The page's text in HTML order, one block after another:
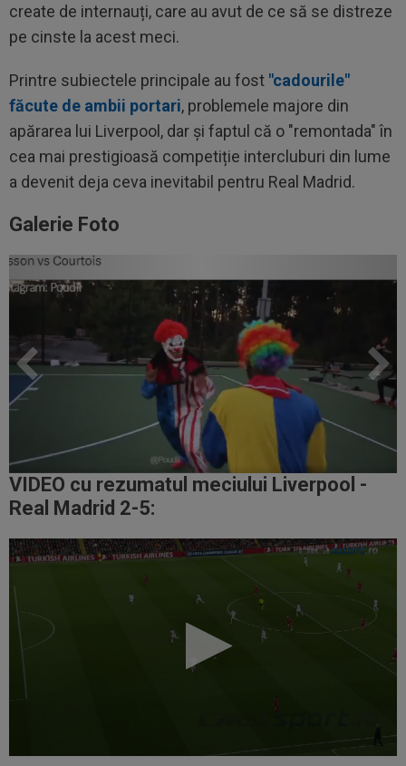
create de internauți, care au avut de ce să se distreze
pe cinste la acest meci.
Printre subiectele principale au fost "cadourile"
făcute de ambii portari, problemele majore din
apărarea lui Liverpool, dar și faptul că o "remontada" în
cea mai prestigioasă competiție intercluburi din lume
a devenit deja ceva inevitabil pentru Real Madrid.
Galerie Foto
VIDEO cu rezumatul meciului Liverpool -
Real Madrid 2-5: